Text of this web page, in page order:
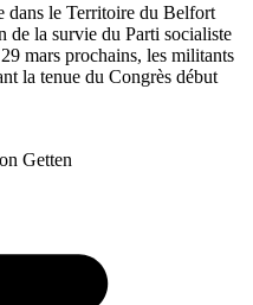
dans le Territoire du Belfort
de la survie du Parti socialiste
mars prochains, les militants
la tenue du Congrès début
Getten